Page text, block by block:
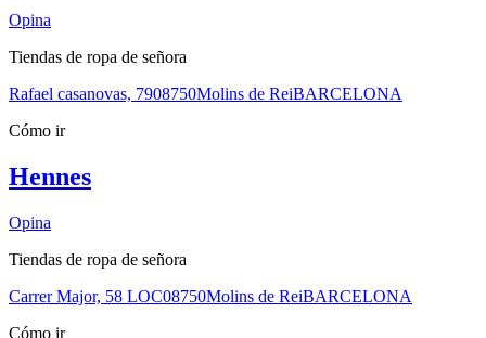
Opina
Tiendas de ropa de señora
Rafael casanovas, 7908750Molins de ReiBARCELONA
Cómo ir
Hennes
Opina
Tiendas de ropa de señora
Carrer Major, 58 LOC08750Molins de ReiBARCELONA
Cómo ir